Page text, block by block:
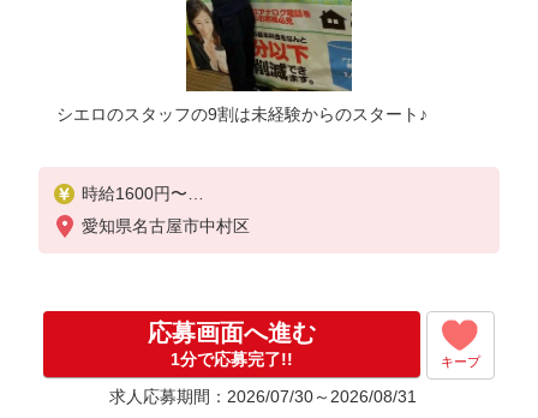
シエロのスタッフの9割は未経験からのスタート♪
時給1600円〜
※別途インセンティブ、職能評価制度あり
※残業代支給
゜+゜・。○。・゜+゜・。○。・゜+゜
入社祝い金10万円支給(規定有)
お友達を紹介頂くと,
インセンティブ支給(規定有)
愛知県名古屋市中村区
応募画面へ進む
1分で応募完了!! キープ
求人応募期間：2026/07/30～2026/08/31